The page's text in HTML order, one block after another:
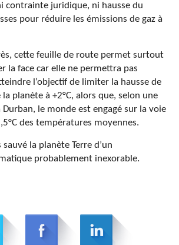
contrainte juridique, ni hausse du
pour réduire les émissions de gaz à
cette feuille de route permet surtout
la face car elle ne permettra pas
l’objectif de limiter la hausse de
planète à +2°C, alors que, selon une
le monde est engagé sur la voie
des températures moyennes.
sauvé la planète Terre d’un
probablement inexorable.